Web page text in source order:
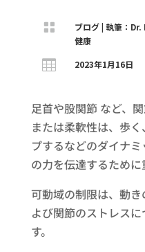
 ブログ| 執筆：
健康
 2023年1月16日
足首や股関節 など、
または柔軟性は、歩
プするなどのダイナ
の力を伝達するために
可動域の制限は、動
よび関節のストレス
す。